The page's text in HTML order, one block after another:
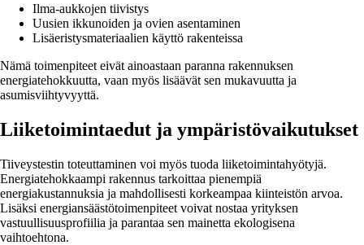
Ilma-aukkojen tiivistys
Uusien ikkunoiden ja ovien asentaminen
Lisäeristysmateriaalien käyttö rakenteissa
Nämä toimenpiteet eivät ainoastaan paranna rakennuksen
energiatehokkuutta, vaan myös lisäävät sen mukavuutta ja
asumisviihtyvyyttä.
Liiketoimintaedut ja ympäristövaikutukset
Tiiveystestin toteuttaminen voi myös tuoda liiketoimintahyötyjä.
Energiatehokkaampi rakennus tarkoittaa pienempiä
energiakustannuksia ja mahdollisesti korkeampaa kiinteistön arvoa.
Lisäksi energiansäästötoimenpiteet voivat nostaa yrityksen
vastuullisuusprofiilia ja parantaa sen mainetta ekologisena
vaihtoehtona.